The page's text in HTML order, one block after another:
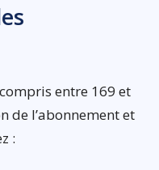
entre 169 et
de l’abonnement et
: